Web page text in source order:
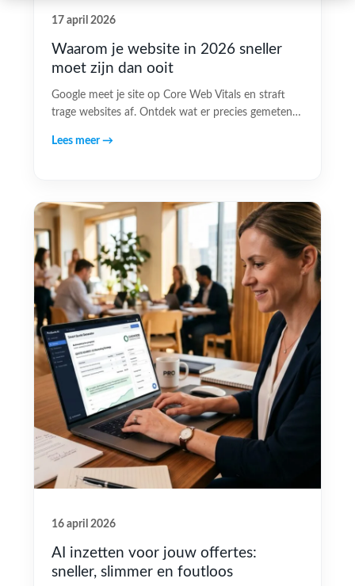
17 april 2026
Waarom je website in 2026 sneller
moet zijn dan ooit
Google meet je site op Core Web Vitals en straft
trage websites af. Ontdek wat er precies gemeten…
Lees meer →
16 april 2026
AI inzetten voor jouw offertes:
sneller, slimmer en foutloos